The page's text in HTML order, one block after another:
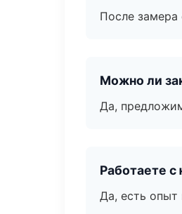
После
Можно ли
Да,
Работаете
Да, есть опыт